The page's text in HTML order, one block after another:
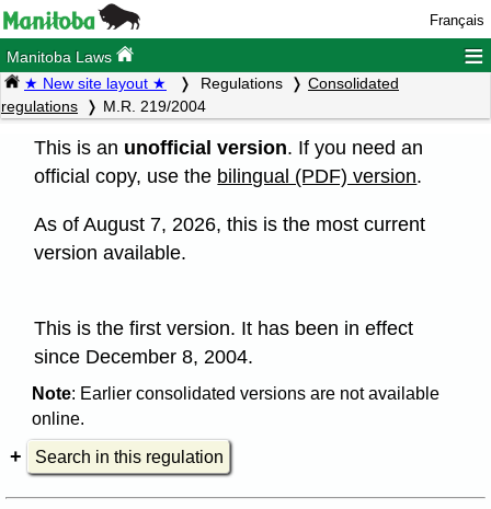
Français
Manitoba Laws ≡
★ New site layout ★ Regulations
Consolidated
regulations
M.R. 219/2004
This is an unofficial version. If you need an
official copy, use the bilingual (PDF) version.
As of August 7, 2026, this is the most current
version available.
This is the first version. It has been in effect
since December 8, 2004.
Note: Earlier consolidated versions are not available
online.
Search in this regulation